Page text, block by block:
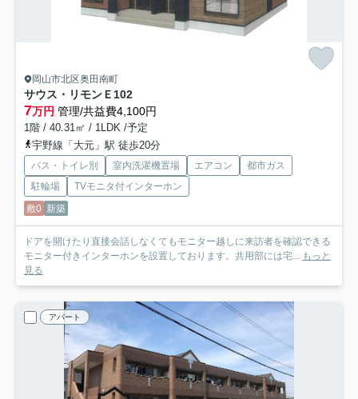
岡山市北区奥田南町
サウス・リモンＥ 102
7万円 管理/共益費4,100円
1階 / 40.31㎡ / 1LDK /予定
宇野線「大元」駅 徒歩20分
バス・トイレ別 室内洗濯機置場 エアコン
都市ガス
駐輪場
TVモニタ付インターホン
敷0 新築
ドアを開けたり直接会話しなくてもモニター越しに来訪者を確認できる
モニター付きインターホンを設置しております。共用部には宅...
もっと
見る
アパート